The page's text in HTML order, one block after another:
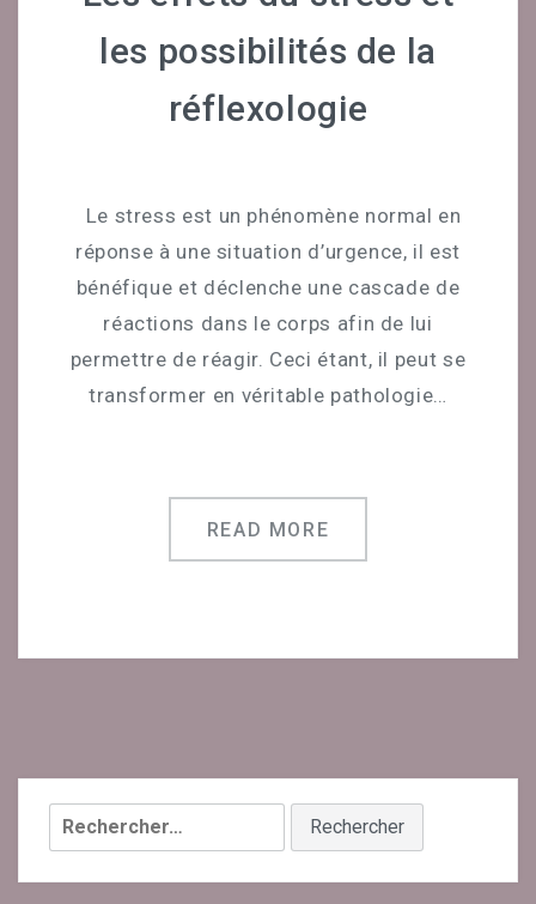
Céline Mirguet Réflexologue
Déroulement D’une Séance
CONTACT
les possibilités de la
réflexologie
Le stress est un phénomène normal en
réponse à une situation d’urgence, il est
bénéfique et déclenche une cascade de
réactions dans le corps afin de lui
permettre de réagir. Ceci étant, il peut se
transformer en véritable pathologie…
READ MORE
Rechercher :